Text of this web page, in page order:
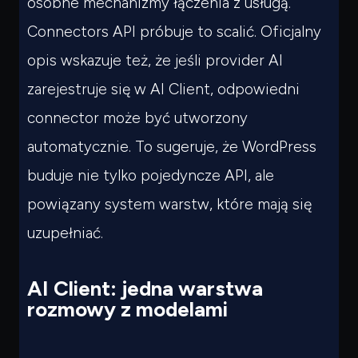
Connectors API próbuje to scalić. Oficjalny
opis wskazuje też, że jeśli provider AI
zarejestruje się w AI Client, odpowiedni
connector może być utworzony
automatycznie. To sugeruje, że WordPress
buduje nie tylko pojedyncze API, ale
powiązany system warstw, które mają się
uzupełniać.
AI Client: jedna warstwa
rozmowy z modelami